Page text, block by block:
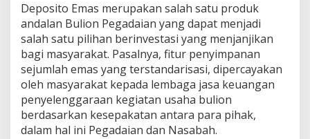
1
8
K
g
Deposito Emas merupakan salah satu produk
andalan Bulion Pegadaian yang dapat menjadi
salah satu pilihan berinvestasi yang menjanjikan
bagi masyarakat. Pasalnya, fitur penyimpanan
sejumlah emas yang terstandarisasi, dipercayakan
oleh masyarakat kepada lembaga jasa keuangan
penyelenggaraan kegiatan usaha bulion
berdasarkan kesepakatan antara para pihak,
dalam hal ini Pegadaian dan Nasabah.